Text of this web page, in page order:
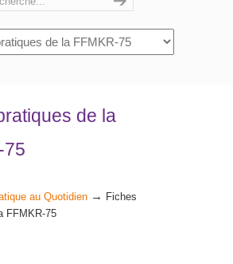
de la
75
au Quotidien →
Fiches
FFMKR-75